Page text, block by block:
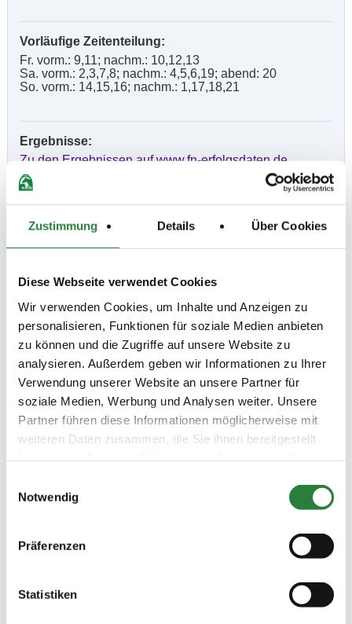
Zustimmung Details Über Cookies
Diese Webseite verwendet Cookies
Wir verwenden Cookies, um Inhalte und Anzeigen zu
personalisieren, Funktionen für soziale Medien anbieten
zu können und die Zugriffe auf unsere Website zu
analysieren. Außerdem geben wir Informationen zu Ihrer
Verwendung unserer Website an unsere Partner für
soziale Medien, Werbung und Analysen weiter. Unsere
Partner führen diese Informationen möglicherweise mit
weiteren Daten zusammen, die Sie ihnen bereitgestellt
Notwendig
Präferenzen
Statistiken
Vorläufige Zeitenteilung:
Fr. vorm.: 9,11; nachm.: 10,12,13
Sa. vorm.: 2,3,7,8; nachm.: 4,5,6,19; abend: 20
So. vorm.: 14,15,16; nachm.: 1,17,18,21
Ergebnisse:
Zu den Ergebnissen auf www.fn-erfolgsdaten.de
Prüfungen
23.03.2025
(n)
1. Kostüm Führzügel-WB SOS
Preisgeld
0,00 €
LKL/Art
0 WB
Preisgeld
LKL/Art
22.03.2025
(v)
DRE